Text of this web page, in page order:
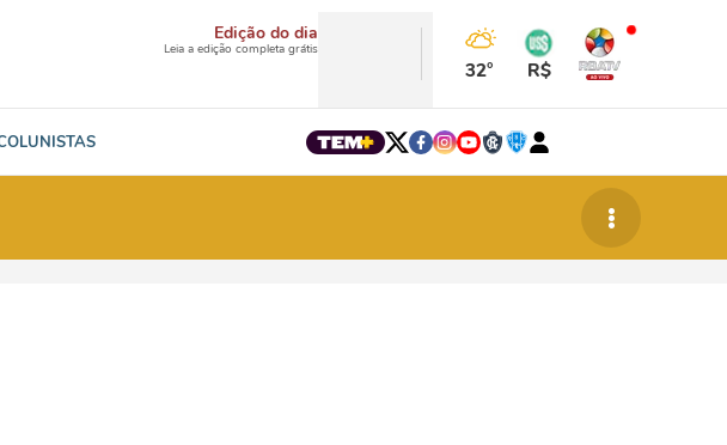
Edição do dia
Leia a edição completa grátis
32° R$